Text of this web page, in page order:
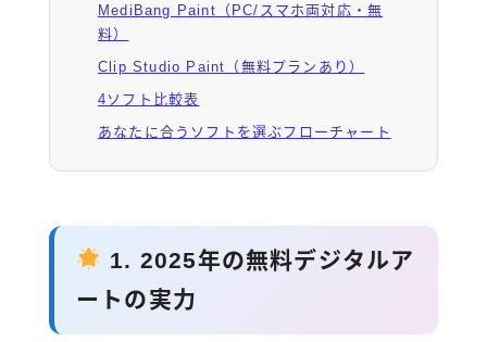
MediBang Paint（PC/スマホ両対応・無
料）
Clip Studio Paint（無料プランあり）
4ソフト比較表
あなたに合うソフトを選ぶフローチャート
1. 2025年の無料デジタルア
ートの実力